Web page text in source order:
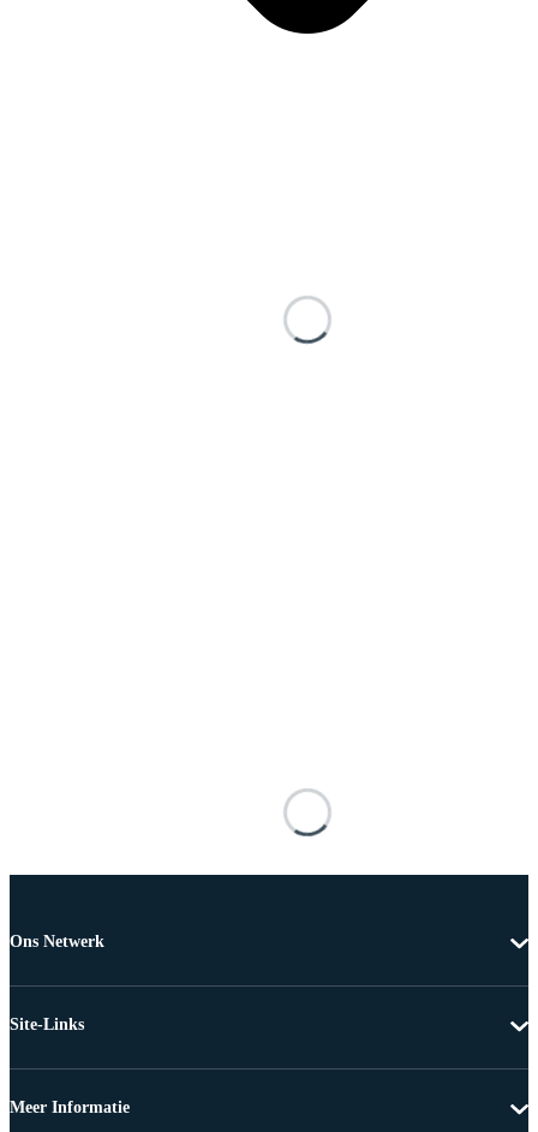
Ons Netwerk
Site-Links
Meer Informatie